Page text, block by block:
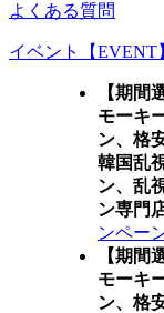
よくある質問
イベント【EVENT
【期間
モーキ
ン、格
韓国乱
ン、乱
ン専門
ンペー
【期間
モーキ
ン、格